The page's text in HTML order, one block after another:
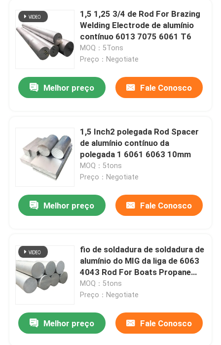
1,5 1,25 3/4 de Rod For Brazing
Welding Electrode de alumínio
contínuo 6013 7075 6061 T6
MOQ：5Tons
Preço：Negotiate
Melhor preço Fale Conosco
1,5 Inch2 polegada Rod Spacer
de alumínio contínuo da
polegada 1 6061 6063 10mm
MOQ：5tons
Preço：Negotiate
Melhor preço Fale Conosco
fio de soldadura de soldadura de
alumínio do MIG da liga de 6063
4043 Rod For Boats Propane
Torch de baixa temperatura
MOQ：5tons
Preço：Negotiate
Melhor preço Fale Conosco